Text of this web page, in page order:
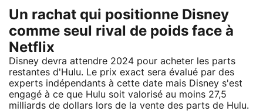
Un rachat qui positionne Disney
comme seul rival de poids face à
Netflix
Disney devra attendre 2024 pour acheter les parts
restantes d'Hulu. Le prix exact sera évalué par des
experts indépendants à cette date mais Disney s'est
engagé à ce que Hulu soit valorisé au moins 27,5
milliards de dollars lors de la vente des parts de Hulu.